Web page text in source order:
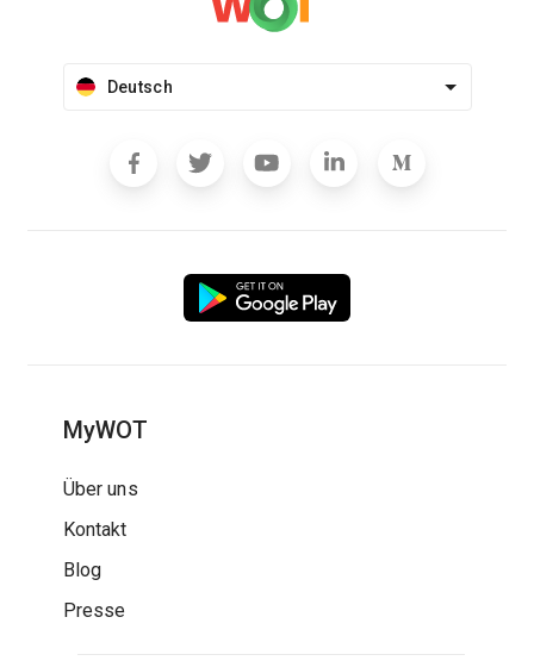
Deutsch
MyWOT
Über uns
Kontakt
Blog
Presse